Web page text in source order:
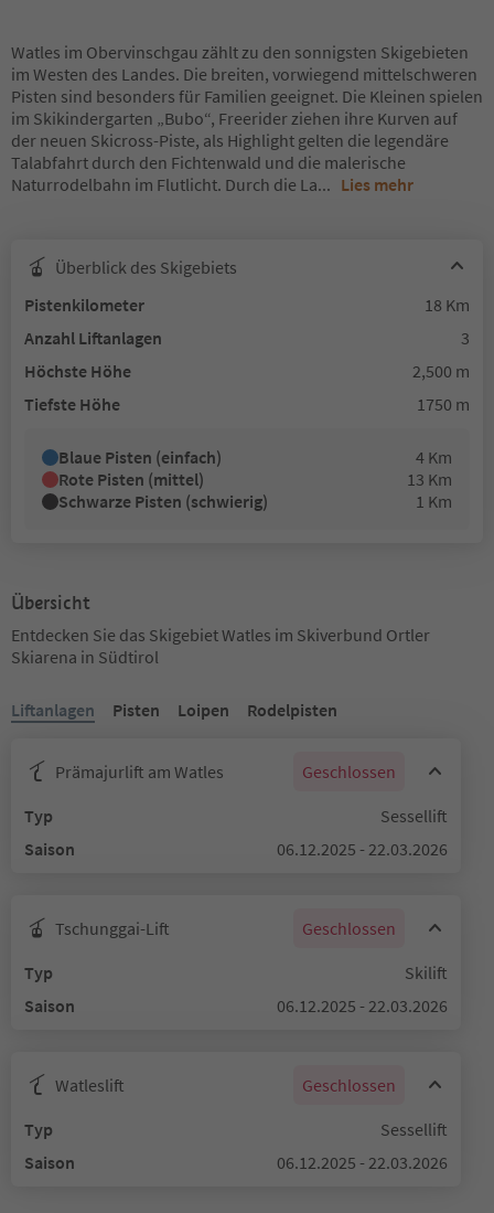
Watles im Obervinschgau zählt zu den sonnigsten Skigebieten
im Westen des Landes. Die breiten, vorwiegend mittelschweren
Pisten sind besonders für Familien geeignet. Die Kleinen spielen
im Skikindergarten „Bubo“, Freerider ziehen ihre Kurven auf
der neuen Skicross-Piste, als Highlight gelten die legendäre
Talabfahrt durch den Fichtenwald und die malerische
Naturrodelbahn im Flutlicht. Durch die La... Lies mehr
Überblick des Skigebiets
Pistenkilometer
18 Km
Anzahl Liftanlagen
3
Höchste Höhe
2,500 m
Tiefste Höhe
1750 m
Blaue Pisten (einfach)
4 Km
Rote Pisten (mittel)
13 Km
Schwarze Pisten (schwierig)
1 Km
Übersicht
Entdecken Sie das Skigebiet Watles im Skiverbund Ortler
Skiarena in Südtirol
Liftanlagen Pisten Loipen Rodelpisten
Prämajurlift am Watles
Geschlossen
Typ
Sessellift
Saison
06.12.2025 - 22.03.2026
Tschunggai-Lift
Geschlossen
Typ
Skilift
Saison
06.12.2025 - 22.03.2026
Watleslift
Geschlossen
Typ
Sessellift
Saison
06.12.2025 - 22.03.2026